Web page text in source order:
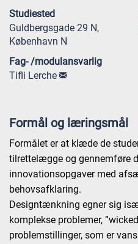
Studiested
Guldbergsgade 29 N,
København N
Fag- /modulansvarlig
Tifli Lerche
Formål og læringsmål
Formålet er at klæde de
tilrettelægge og gennemføre
innovationsopgaver med
behovsafklaring.
Designtænkning egner sig
komplekse problemer,
problemstillinger, som er